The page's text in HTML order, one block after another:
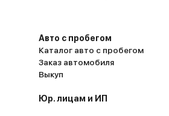
Голосовой
радио на
а CarPlay
что я уже
систему
в
Авто с пробегом
Каталог авто с пробегом
Заказ автомобиля
Выкуп
Юр. лицам и ИП